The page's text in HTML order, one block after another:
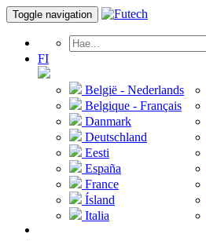
Toggle navigation
FI
België - Nederlands
Belgique - Français
Danmark
Deutschland
Eesti
España
France
Ísland
Italia